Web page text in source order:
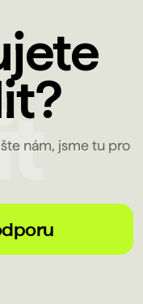
nám, jsme tu pro